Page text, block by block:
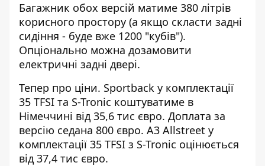
Багажник обох версій матиме 380 літрів
корисного простору (а якщо скласти задні
сидіння - буде вже 1200 "кубів").
Опціонально можна дозамовити
електричні задні двері.
Тепер про ціни. Sportback у комплектації
35 TFSI та S-Tronic коштуватиме в
Німеччині від 35,6 тис євро. Доплата за
версію седана 800 євро. A3 Allstreet у
комплектації 35 TFSI з S-Tronic оцінюється
від 37,4 тис євро.